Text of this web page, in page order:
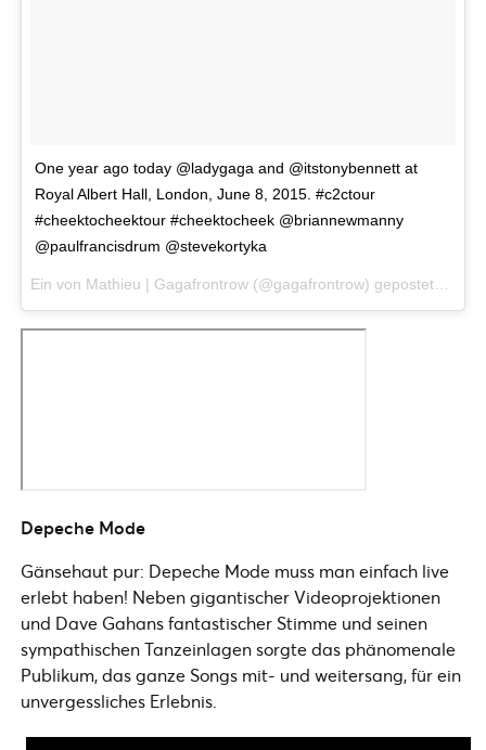
One year ago today @ladygaga and @itstonybennett at
Royal Albert Hall, London, June 8, 2015. #c2ctour
#cheektocheektour #cheektocheek @briannewmanny
@paulfrancisdrum @stevekortyka
Depeche Mode
Gänsehaut pur: Depeche Mode muss man einfach live
erlebt haben! Neben gigantischer Videoprojektionen
und Dave Gahans fantastischer Stimme und seinen
sympathischen Tanzeinlagen sorgte das phänomenale
Publikum, das ganze Songs mit- und weitersang, für ein
unvergessliches Erlebnis.